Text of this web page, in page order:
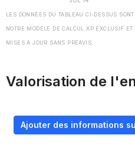
LES DONNÉES DU TABLEAU CI-DESSUS
NOTRE MODÈLE DE CALCUL XP EXCLUSIF
MISES À JOUR SANS PRÉAVIS.
Valorisation de
Ajouter des informations